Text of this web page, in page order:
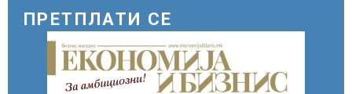
ПРЕТПЛАТИ СЕ